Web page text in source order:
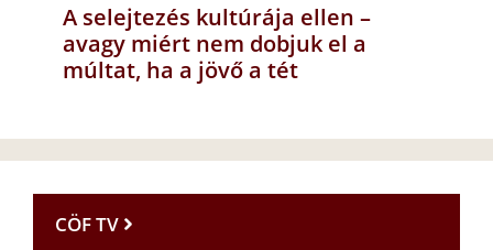
A selejtezés kultúrája ellen –
avagy miért nem dobjuk el a
múltat, ha a jövő a tét
CÖF TV